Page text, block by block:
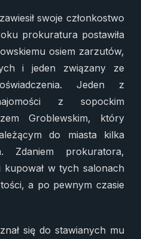
swoje członkostwo
prokuratura postawiła
osiem zarzutów,
i jeden związany ze
Jeden z
z sopockim
Groblewskim, który
do miasta kilka
Zdaniem prokuratora,
w tych salonach
a po pewnym czasie
się do stawianych mu